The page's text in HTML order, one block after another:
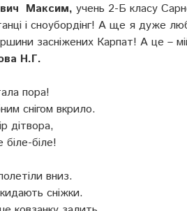
Максим, учень 2-Б класу
і сноубордінг! А ще я дуже
засніжених Карпат! А це –
Н.Г.
пора!
снігом вкрило.
дітвора,
біле-біле!
вниз.
сніжки.